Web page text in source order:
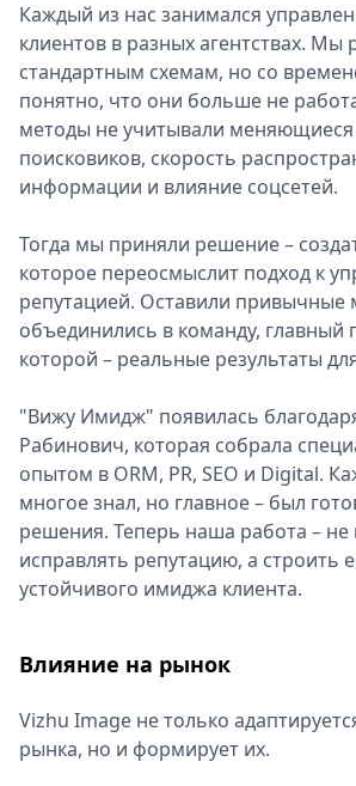
Каждый из нас занимался
клиентов в разных агентствах. Мы
стандартным схемам, но со
понятно, что они больше не
методы не учитывали
поисковиков, скорость
информации и влияние соцсетей.
Тогда мы приняли решение –
которое переосмыслит подход к
репутацией. Оставили привычные
объединились в команду, главный
которой – реальные результаты
"Вижу Имидж" появилась
Рабинович, которая собрала
опытом в ORM, PR, SEO и Digital.
многое знал, но главное – был
решения. Теперь наша работа – не
исправлять репутацию, а строить
устойчивого имиджа клиента.
Влияние на рынок
Vizhu Image не только
рынка, но и формирует их.